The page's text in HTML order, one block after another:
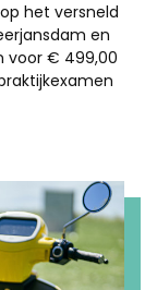
het versneld
en
voor € 499,00